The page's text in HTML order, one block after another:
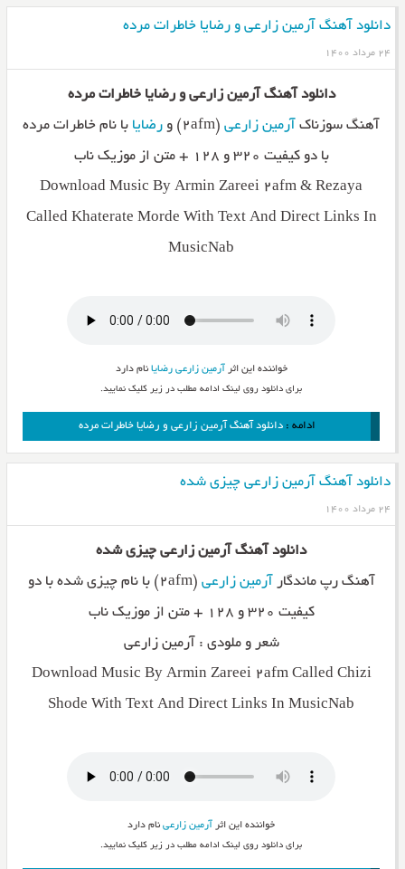
دانلود آهنگ آرمین زارعی و رضایا خاطرات مرده
۲۴ مرداد ۱۴۰۰
دانلود آهنگ آرمین زارعی و رضایا خاطرات مرده
آهنگ سوزناک آرمین زارعی(۲afm) و رضایا با نام خاطرات مرده
با دو کیفیت ۳۲۰ و ۱۲۸ + متن از موزیک ناب
Download Music By Armin Zareei 2afm & Rezaya
Called Khaterate Morde With Text And Direct Links In
MusicNab
خواننده این اثر آرمین زارعی رضایا نام دارد
برای دانلود روی لینک ادامه مطلب در زیر کلیک نمایید.
ادامه :دانلود آهنگ آرمین زارعی و رضایا خاطرات مرده
دانلود آهنگ آرمین زارعی چیزی شده
۲۴ مرداد ۱۴۰۰
دانلود آهنگ آرمین زارعی چیزی شده
آهنگ رپ ماندگار آرمین زارعی
(۲afm) با نام چیزی شده با دو
کیفیت ۳۲۰ و ۱۲۸ + متن از موزیک ناب
شعر و ملودی : آرمین زارعی
Download Music By Armin Zareei 2afm Called Chizi
Shode With Text And Direct Links In MusicNab
خواننده این اثر آرمین زارعینام دارد
برای دانلود روی لینک ادامه مطلب در زیر کلیک نمایید.